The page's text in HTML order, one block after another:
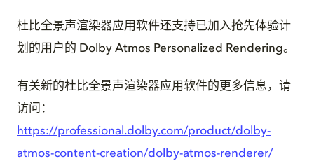
杜比全景声渲染器应用软件还支持已加入抢先体验计
划的用户的 Dolby Atmos Personalized Rendering。
有关新的杜比全景声渲染器应用软件的更多信息，请
访问：
https://professional.dolby.com/product/dolby-
atmos-content-creation/dolby-atmos-renderer/